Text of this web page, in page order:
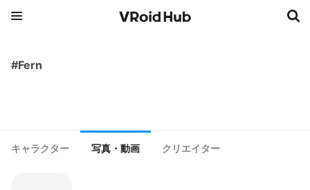
#Fern
キャラクター 写真・動画 クリエイター